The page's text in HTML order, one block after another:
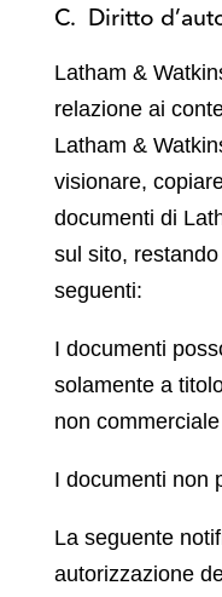
C. Diritto
Latham &
relazione ai
Latham &
visionare,
documenti di
sul sito,
seguenti:
I documenti
solamente a
non commerciale
I documenti non
La seguente
autorizzazione